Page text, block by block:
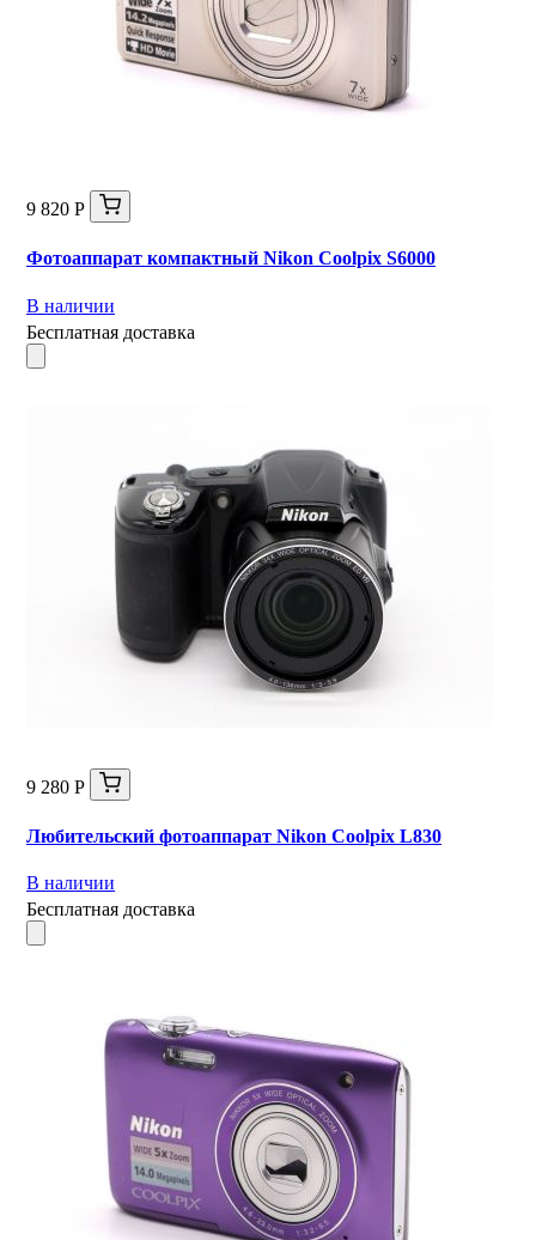
9 820 Р
Фотоаппарат компактный Nikon Coolpix S6000
В наличии
Бесплатная доставка
9 280 Р
Любительский фотоаппарат Nikon Coolpix L830
В наличии
Бесплатная доставка